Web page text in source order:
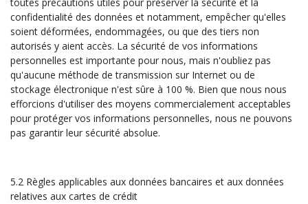
toutes précautions utiles pour préserver la sécurité et la
confidentialité des données et notamment, empêcher qu'elles
soient déformées, endommagées, ou que des tiers non
autorisés y aient accès. La sécurité de vos informations
personnelles est importante pour nous, mais n'oubliez pas
qu'aucune méthode de transmission sur Internet ou de
stockage électronique n'est sûre à 100 %. Bien que nous nous
efforcions d'utiliser des moyens commercialement acceptables
pour protéger vos informations personnelles, nous ne pouvons
pas garantir leur sécurité absolue.
5.2 Règles applicables aux données bancaires et aux données
relatives aux cartes de crédit